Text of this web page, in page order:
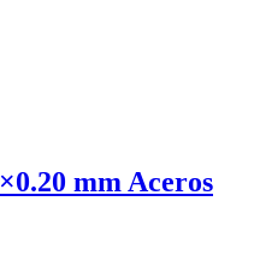
mm Aceros